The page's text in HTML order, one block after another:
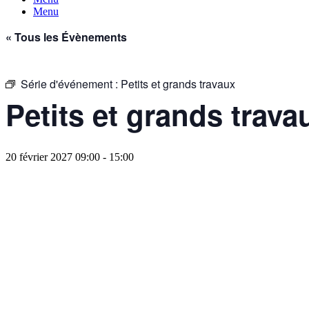
Menu
« Tous les Évènements
Série d'événement : Petits et grands travaux
Petits et grands
20 février 2027 09:00 - 15:00